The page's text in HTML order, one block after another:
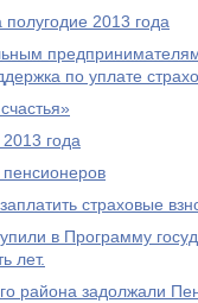
2013 года
по уплате
года
страховые
в Программу
лет.
района задолжали